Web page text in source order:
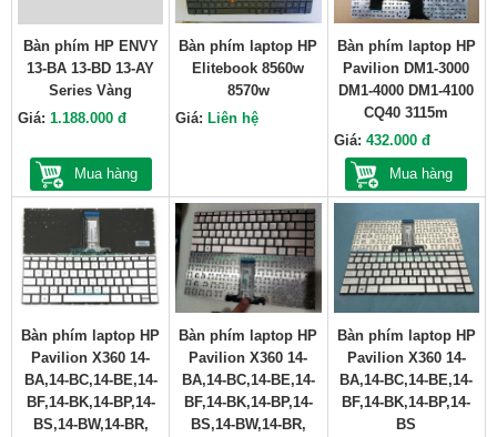
Bàn phím HP ENVY
13-BA 13-BD 13-AY
Series Vàng
Giá: 1.188.000 đ
Mua hàng
Bàn phím laptop HP
Elitebook 8560w
8570w
Giá: Liên hệ
Bàn phím laptop HP
Pavilion DM1-3000
DM1-4000 DM1-4100
CQ40 3115m
Giá: 432.000 đ
Mua hàng
Bàn phím laptop HP
Pavilion X360 14-
BA,14-BC,14-BE,14-
BF,14-BK,14-BP,14-
BS,14-BW,14-BR,
Bàn phím laptop HP
Pavilion X360 14-
BA,14-BC,14-BE,14-
BF,14-BK,14-BP,14-
BS,14-BW,14-BR,
Bàn phím laptop HP
Pavilion X360 14-
BA,14-BC,14-BE,14-
BF,14-BK,14-BP,14-
BS